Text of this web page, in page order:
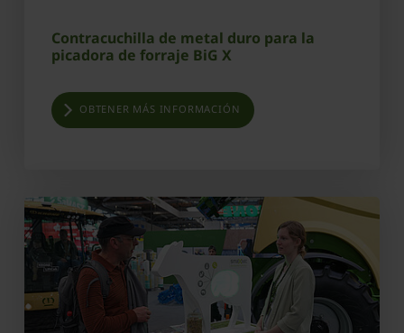
Contracuchilla de metal duro para la
picadora de forraje BiG X
OBTENER MÁS INFORMACIÓN